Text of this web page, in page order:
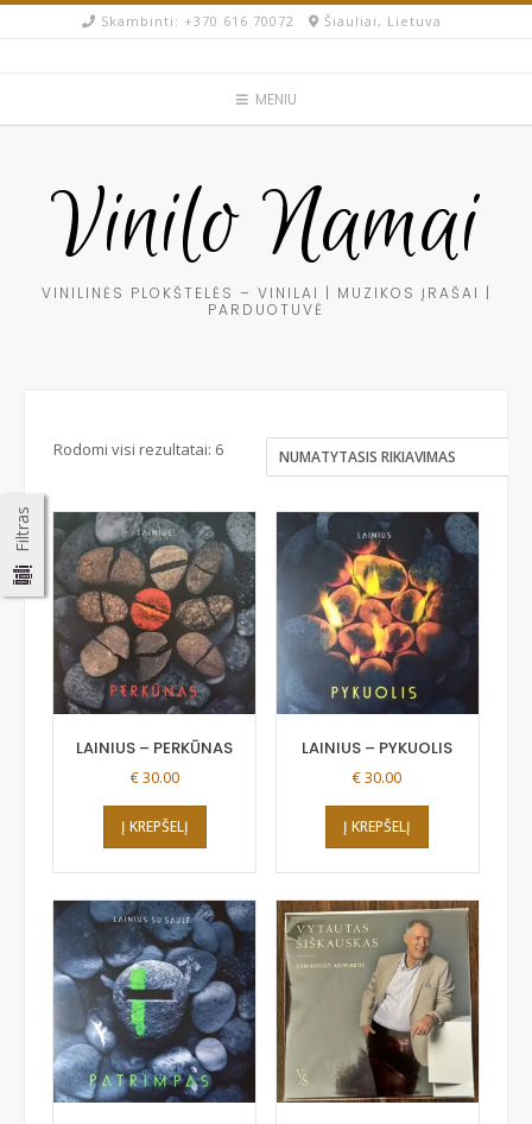
Skip
Skambinti: +370 616 70072​ Šiauliai, Lietuva
MENIU
Vinilo Namai
VINILINĖS PLOKŠTELĖS – VINILAI | MUZIKOS ĮRAŠAI |
PARDUOTUVĖ
Rodomi visi rezultatai: 6
LAINIUS – PERKŪNAS
€30.00
Į KREPŠELĮ
LAINIUS – PYKUOLIS
€30.00
Į KREPŠELĮ
Filtras